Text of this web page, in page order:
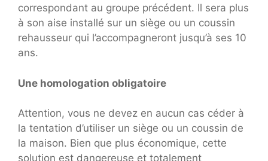
correspondant au groupe précédent. Il sera plus
à son aise installé sur un siège ou un coussin
rehausseur qui l’accompagneront jusqu’à ses 10
ans.
Une homologation obligatoire
Attention, vous ne devez en aucun cas céder à
la tentation d’utiliser un siège ou un coussin de
la maison. Bien que plus économique, cette
solution est dangereuse et totalement